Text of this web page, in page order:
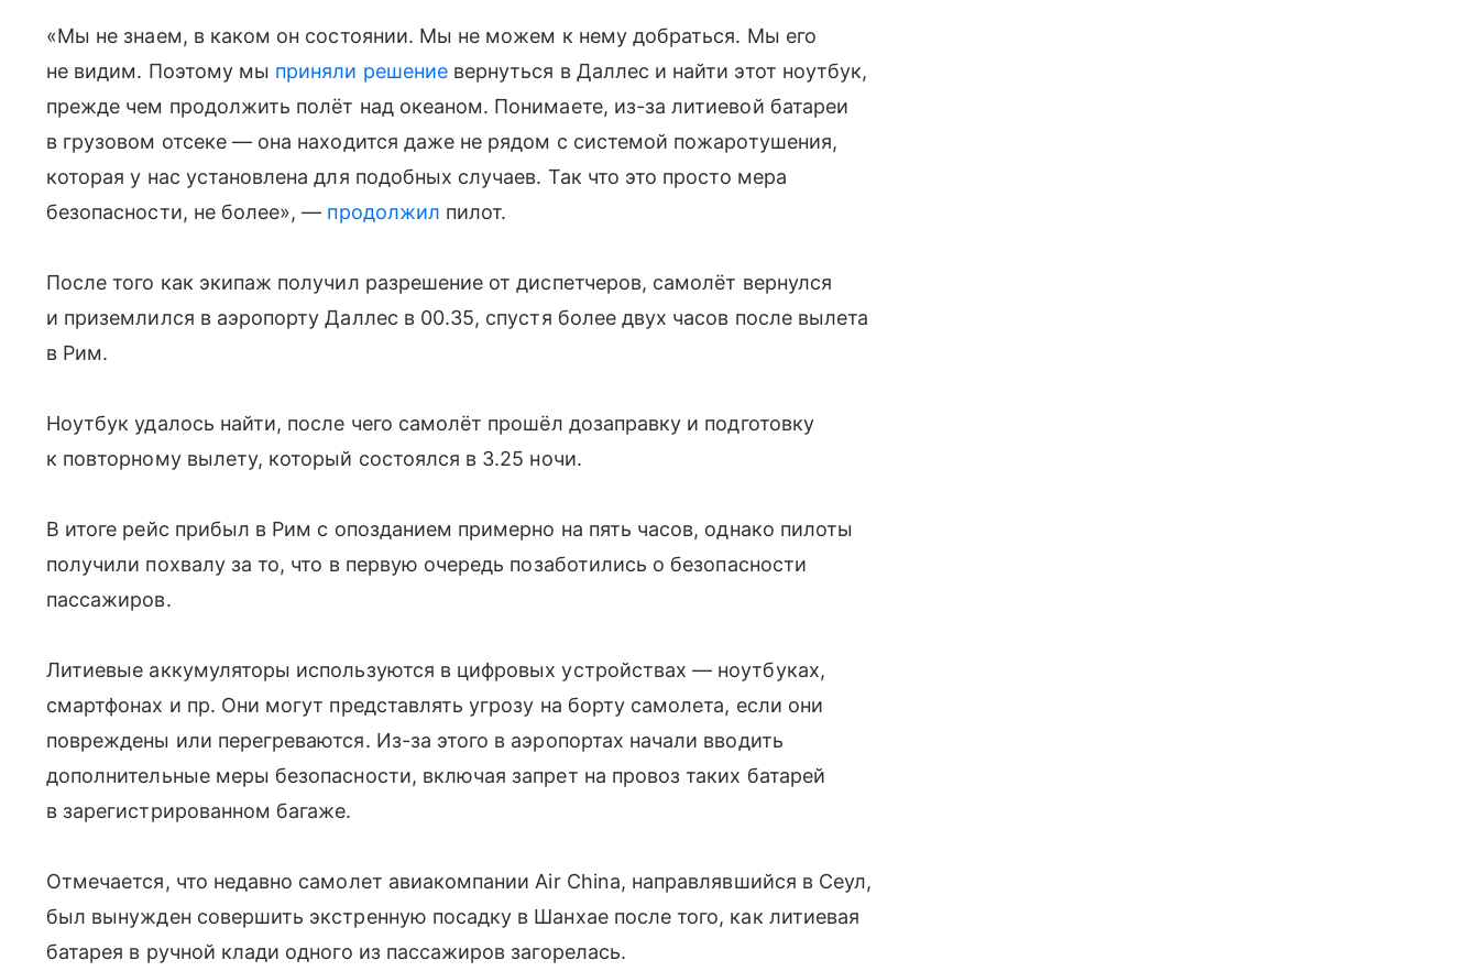
«Мы не знаем, в каком он состоянии. Мы не можем к нему добраться. Мы его
не видим. Поэтому мы приняли решениевернуться в Даллес и найти этот ноутбук,
прежде чем продолжить полёт над океаном. Понимаете, из-за литиевой батареи
в грузовом отсеке — она находится даже не рядом с системой пожаротушения,
которая у нас установлена для подобных случаев. Так что это просто мера
безопасности, не более», — продолжил пилот.
После того как экипаж получил разрешение от диспетчеров, самолёт вернулся
и приземлился в аэропорту Даллес в 00.35, спустя более двух часов после вылета
в Рим.
Ноутбук удалось найти, после чего самолёт прошёл дозаправку и подготовку
к повторному вылету, который состоялся в 3.25 ночи.
В итоге рейс прибыл в Рим с опозданием примерно на пять часов, однако пилоты
получили похвалу за то, что в первую очередь позаботились о безопасности
пассажиров.
Литиевые аккумуляторы используются в цифровых устройствах — ноутбуках,
смартфонах и пр. Они могут представлять угрозу на борту самолета, если они
повреждены или перегреваются. Из-за этого в аэропортах начали вводить
дополнительные меры безопасности, включая запрет на провоз таких батарей
в зарегистрированном багаже.
Отмечается, что недавно самолет авиакомпании Air China, направлявшийся в Сеул,
был вынужден совершить экстренную посадку в Шанхае после того, как литиевая
батарея в ручной клади одного из пассажиров загорелась.